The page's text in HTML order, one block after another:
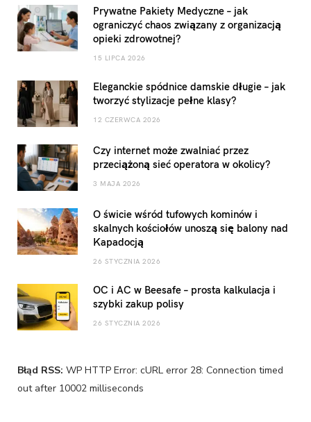
Prywatne Pakiety Medyczne – jak
ograniczyć chaos związany z organizacją
opieki zdrowotnej?
15 LIPCA 2026
Eleganckie spódnice damskie długie – jak
tworzyć stylizacje pełne klasy?
12 CZERWCA 2026
Czy internet może zwalniać przez
przeciążoną sieć operatora w okolicy?
3 MAJA 2026
O świcie wśród tufowych kominów i
skalnych kościołów unoszą się balony nad
Kapadocją
26 STYCZNIA 2026
OC i AC w Beesafe – prosta kalkulacja i
szybki zakup polisy
26 STYCZNIA 2026
Błąd RSS: WP HTTP Error: cURL error 28: Connection timed
out after 10002 milliseconds